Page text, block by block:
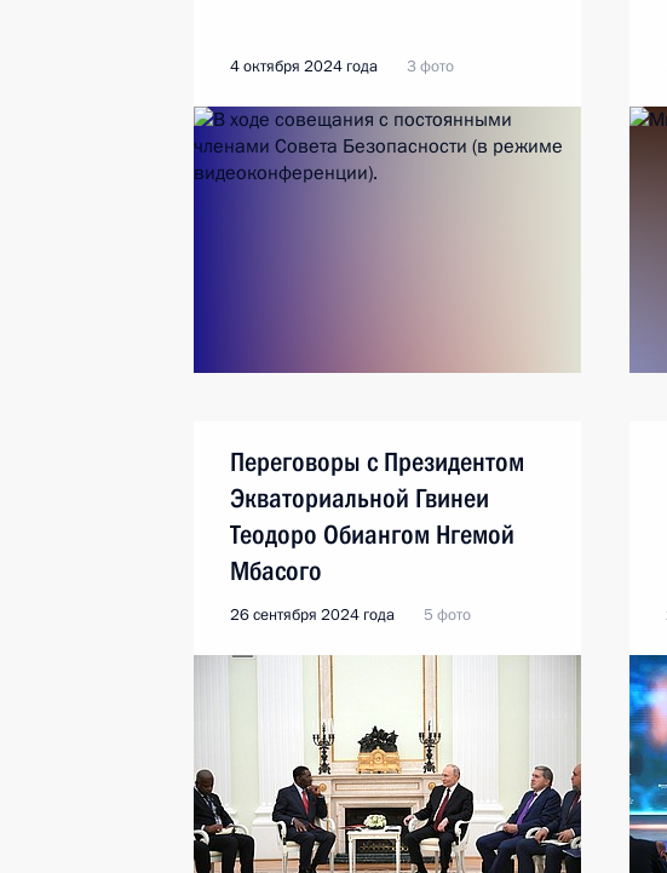
4 октября 2024 года 3 фото
Переговоры с Президентом
Экваториальной Гвинеи
Теодоро Обиангом Нгемой
Мбасого
26 сентября 2024 года 5 фото